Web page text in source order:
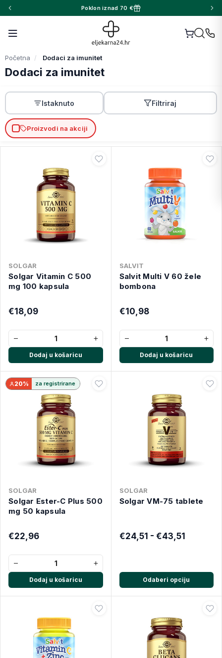
Poklon iznad 70 €
Početna Dodaci za imunitet
Dodaci za imunitet
Istaknuto Filtriraj
Proizvodi na akciji
SOLGAR
Solgar Vitamin C 500
mg 100 kapsula
€18,09
− +
Dodaj u košaricu
SALVIT
Salvit Multi V 60 žele
bombona
€10,98
− +
Dodaj u košaricu
20% za registrirane
SOLGAR
Solgar Ester-C Plus 500
mg 50 kapsula
€22,96
− +
Dodaj u košaricu
SOLGAR
Solgar VM-75 tablete
€24,51 - €43,51
Odaberi opciju